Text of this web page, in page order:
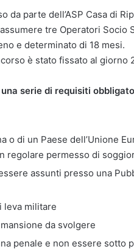
da parte dell’ASP Casa di
tre Operatori Socio
e determinato di 18 mesi.
è stato fissato al giorno
serie di requisiti
o di un Paese dell’Unione
regolare permesso di
assunti presso una
leva militare
da svolgere
penale e non essere sotto